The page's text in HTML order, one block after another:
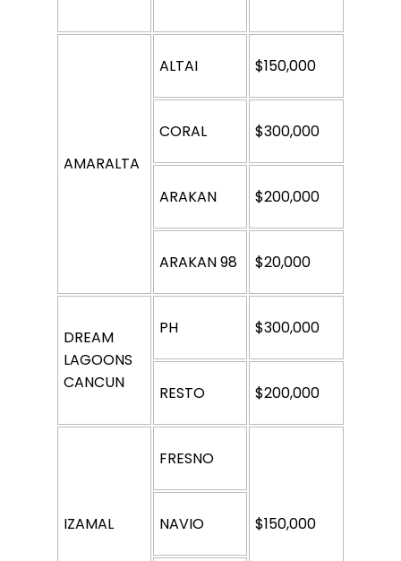
AMARALTA
ALTAI $150,000
CORAL $300,000
ARAKAN $200,000
ARAKAN 98 $20,000
DREAM
LAGOONS
CANCUN
PH $300,000
RESTO $200,000
IZAMAL
FRESNO
$150,000
NAVIO